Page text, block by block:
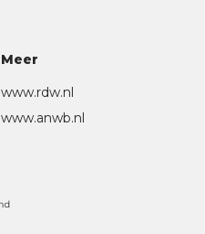
Meer
www.rdw.nl
www.anwb.nl